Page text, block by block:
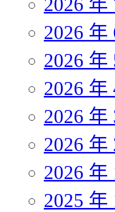
2026 年
2026 年
2026 年
2026 年
2026 年
2026 年
2026 年
2025 年